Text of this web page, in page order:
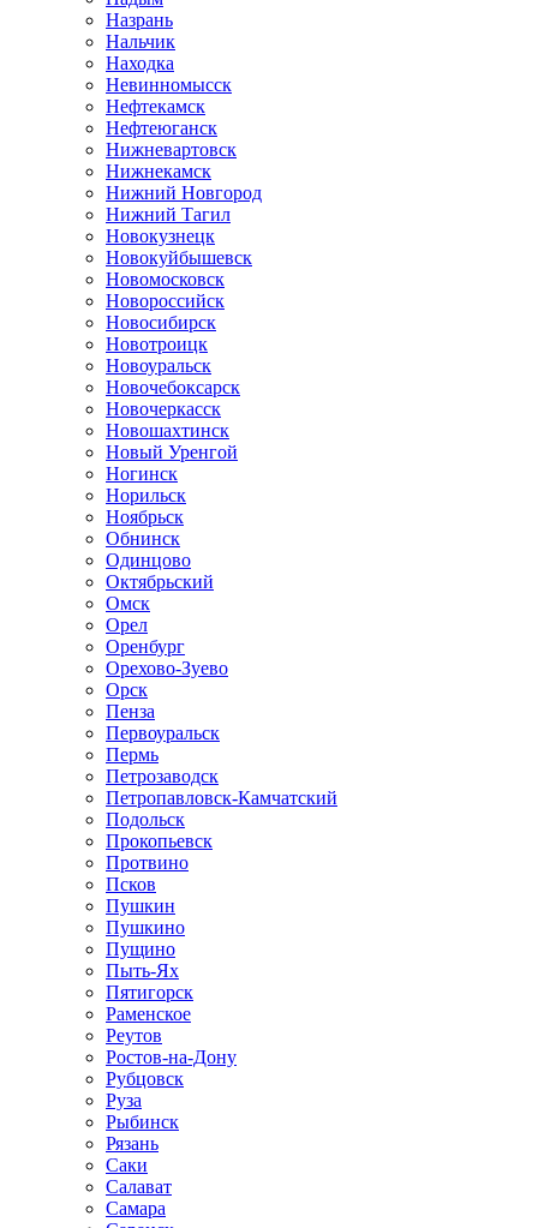
Назрань
Нальчик
Находка
Невинномысск
Нефтекамск
Нефтеюганск
Нижневартовск
Нижнекамск
Нижний Новгород
Нижний Тагил
Новокузнецк
Новокуйбышевск
Новомосковск
Новороссийск
Новосибирск
Новотроицк
Новоуральск
Новочебоксарск
Новочеркасск
Новошахтинск
Новый Уренгой
Ногинск
Норильск
Ноябрьск
Обнинск
Одинцово
Октябрьский
Омск
Орел
Оренбург
Орехово-Зуево
Орск
Пенза
Первоуральск
Пермь
Петрозаводск
Петропавловск-Камчатский
Подольск
Прокопьевск
Протвино
Псков
Пушкин
Пушкино
Пущино
Пыть-Ях
Пятигорск
Раменское
Реутов
Ростов-на-Дону
Рубцовск
Руза
Рыбинск
Рязань
Саки
Салават
Самара